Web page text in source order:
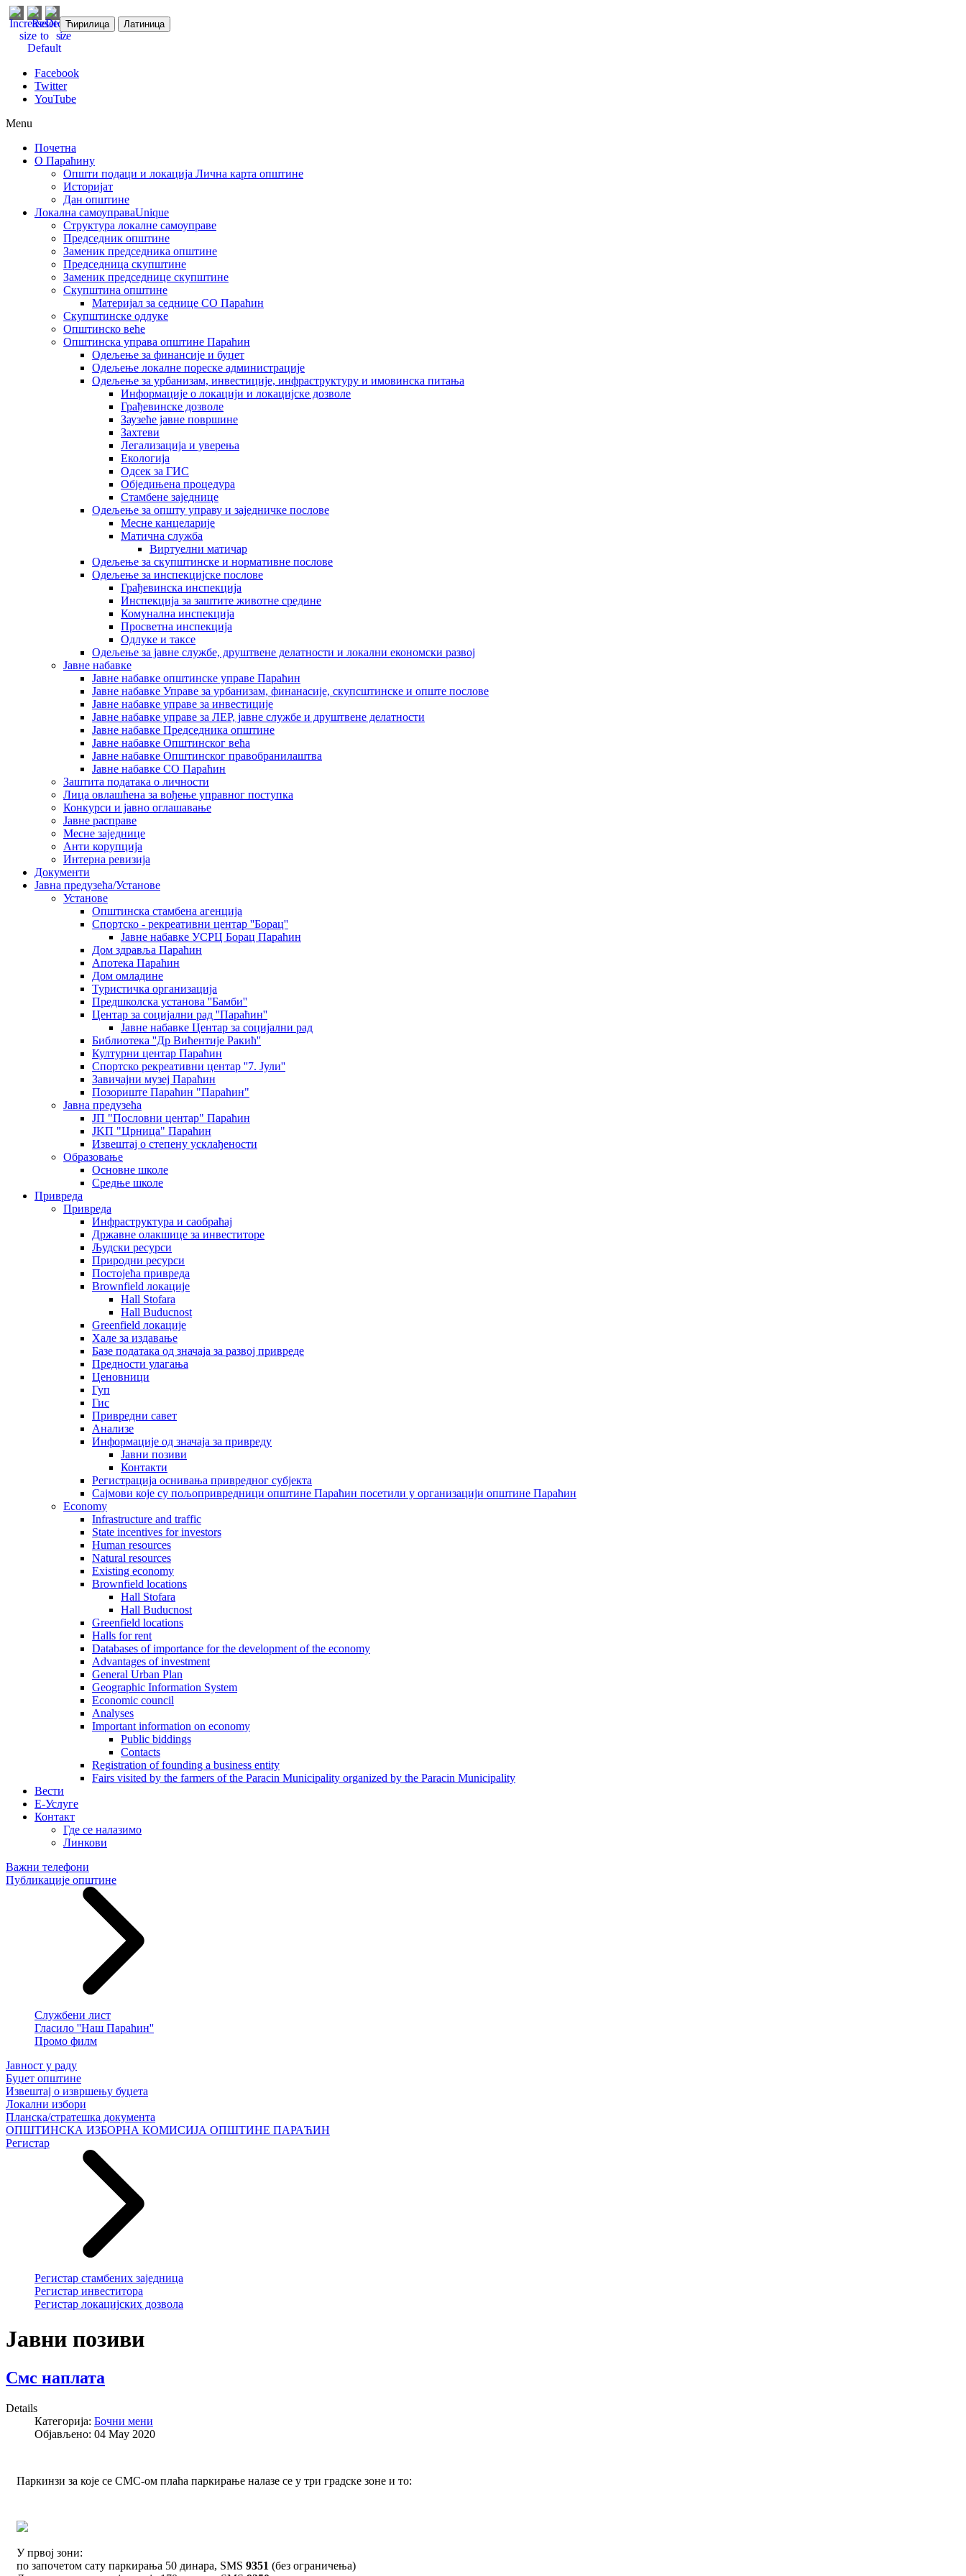
Ћирилица Латиница
Facebook
Twitter
YouTube
Menu
Почетна
О Параћину
Општи подаци и локација Лична карта општине
Историјат
Дан општине
Локална самоуправаUnique
Структура локалне самоуправе
Председник општине
Заменик председника општине
Председница скупштине
Заменик председнице скупштине
Скупштина општине
Материјал за седнице СО Параћин
Скупштинске одлуке
Општинско веће
Општинска управа општине Параћин
Одељење за финансије и буџет
Одељење локалне пореске администрације
Одељење за урбанизам, инвестиције, инфраструктуру и имовинска питања
Информације о локацији и локацијске дозволе
Грађевинске дозволе
Заузеће јавне површине
Захтеви
Легализација и уверења
Екологија
Одсек за ГИС
Обједињена процедура
Стамбене заједнице
Oдељење за општу управу и заједничке послове
Месне канцеларије
Матична служба
Виртуелни матичар
Одељење за скупштинске и нормативне послове
Одељење за инспекцијске послове
Грађевинска инспекција
Инспекција за заштите животне средине
Комунална инспекција
Просветна инспекција
Одлуке и таксе
Одељење за јавне службе, друштвене делатности и локални економски развој
Јавне набавке
Јавне набавке општинске управе Параћин
Јавне набавке Управе за урбанизам, финанасије, скупсштинске и опште послове
Јавне набавке управе за инвестиције
Јавне набавке управе за ЛЕР, јавне службе и друштвене делатности
Јавне набавке Председника општине
Јавне набавке Општинског већа
Јавне набавке Општинског правобранилаштва
Јавне набавке СО Параћин
Заштита података о личности
Лица овлашћена за вођење управног поступка
Конкурси и јавно оглашавање
Јавне расправе
Месне заједнице
Анти корупција
Интерна ревизија
Документи
Јавна предузећа/Установе
Установе
Општинскa стамбенa агенцијa
Спортско - рекреативни центар ''Борац''
Јавне набавке УСРЦ Борац Параћин
Дом здравља Параћин
Апотека Параћин
Дом омладине
Туристичка организација
Предшколска установа ''Бамби''
Центар за социјални рад ''Параћин''
Јавне набавке Центар за социјални рад
Библиотека ''Др Вићентије Ракић''
Културни центар Параћин
Спортско рекреативни центар ''7. Јули''
Завичајни музеј Параћин
Позориште Параћин "Параћин"
Јавна предузећа
ЈП "Пословни центар" Параћин
ЈKП "Црница" Параћин
Извештај о степену усклађености
Образовање
Основне школе
Средње школе
Привреда
Привреда
Инфраструктура и саобраћај
Државне олакшице за инвеститоре
Људски ресурси
Природни ресурси
Постојећа привреда
Brownfield локације
Hall Stofara
Hall Buducnost
Greenfield локације
Хале за издавање
Базе података од значаја за развој привреде
Предности улагања
Ценовници
Гуп
Гис
Привредни савет
Aнализе
Информације од значаја за привреду
Јавни позиви
Контакти
Регистрација оснивања привредног субјекта
Сајмови које су пољопривредници општине Параћин посетили у организацији општине Параћин
Economy
Infrastructure and traffic
State incentives for investors
Human resources
Natural resources
Existing economy
Brownfield locations
Hall Stofara
Hall Buducnost
Greenfield locations
Halls for rent
Databases of importance for the development of the economy
Advantages of investment
General Urban Plan
Geographic Information System
Еconomic council
Analyses
Important information on economy
Public biddings
Contacts
Registration of founding a business entity
Fairs visited by the farmers of the Paracin Municipality organized by the Paracin Municipality
Вести
E-Услуге
Контакт
Где се налазимо
Линкови
Важни телефони
Публикације општине
Службени лист
Гласило ''Наш Параћин''
Промо филм
Јавност у раду
Буџет општине
Извештај о извршењу буџета
Локални избори
Планска/стратешка документа
ОПШТИНСКА ИЗБОРНА КОМИСИЈА ОПШТИНЕ ПАРАЋИН
Регистар
Регистар стамбених заједница
Регистар инвеститора
Регистар локацијских дозвола
Јавни позиви
Смс наплата
Details
Категорија: Бочни мени
Објављено: 04 May 2020
Паркинзи за које се СМС-ом плаћа паркирање налазе се у три градске зоне и то:
У првој зони:
по започетом сату паркирања 50 динара, SMS 9351 (без ограничења)